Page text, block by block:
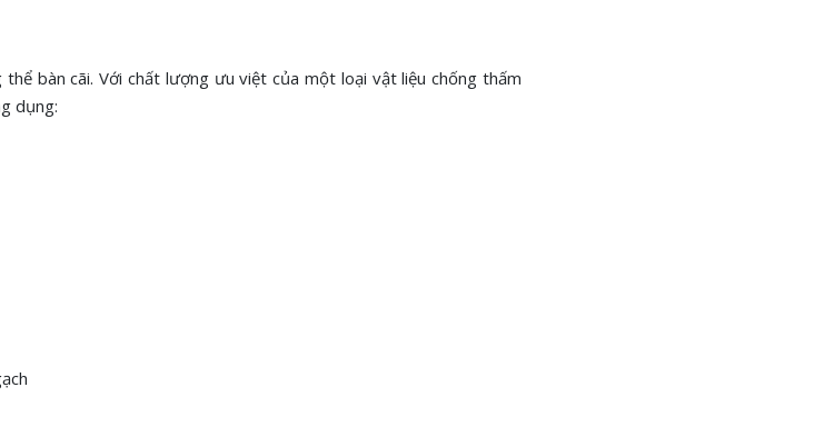
bàn cãi. Với chất lượng ưu việt của một loại vật liệu chống thấm
dụng: